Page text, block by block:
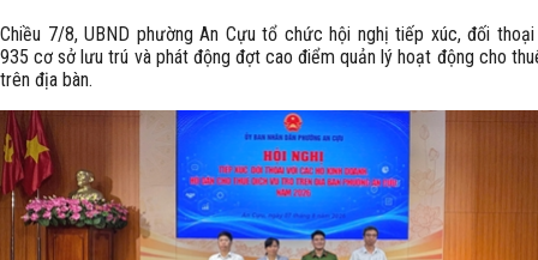
Chiều 7/8, UBND phường An Cựu tổ chức hội nghị tiếp xúc, đối
935 cơ sở lưu trú và phát động đợt cao điểm quản lý hoạt động cho
trên địa bàn.